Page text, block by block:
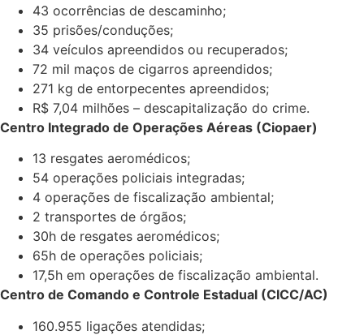
43 ocorrências de descaminho;
35 prisões/conduções;
34 veículos apreendidos ou recuperados;
72 mil maços de cigarros apreendidos;
271 kg de entorpecentes apreendidos;
R$ 7,04 milhões – descapitalização do crime.
Centro Integrado de Operações Aéreas (Ciopaer)
13 resgates aeromédicos;
54 operações policiais integradas;
4 operações de fiscalização ambiental;
2 transportes de órgãos;
30h de resgates aeromédicos;
65h de operações policiais;
17,5h em operações de fiscalização ambiental.
Centro de Comando e Controle Estadual (CICC/AC)
160.955 ligações atendidas;